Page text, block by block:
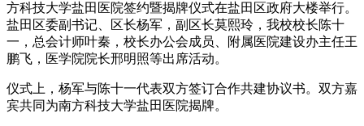
方科技大学盐田医院签约暨揭牌仪式在盐田区政府大楼举行。
盐田区委副书记、区长杨军，副区长莫熙玲，我校校长陈十
一，总会计师叶秦，校长办公会成员、附属医院建设办主任王
鹏飞，医学院院长邢明照等出席活动。
仪式上，杨军与陈十一代表双方签订合作共建协议书。双方嘉
宾共同为南方科技大学盐田医院揭牌。